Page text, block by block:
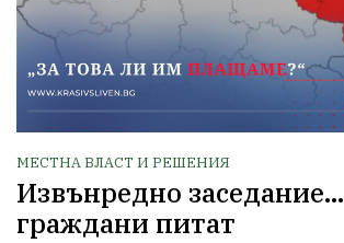
МЕСТНА ВЛАСТ И РЕШЕНИЯ
Извънредно заседание…
граждани питат